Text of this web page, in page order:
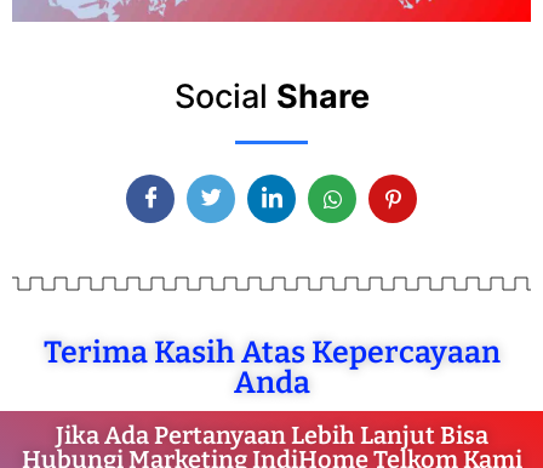
Social Share
Terima Kasih Atas Kepercayaan
Anda
Jika Ada Pertanyaan Lebih Lanjut Bisa
Hubungi Marketing IndiHome Telkom Kami